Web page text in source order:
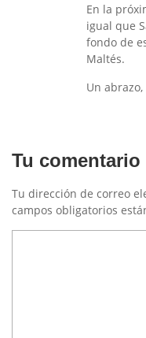
En la
igual que
fondo de
Maltés.
Un
Tu comentario
Tu dirección de correo
campos obligatorios